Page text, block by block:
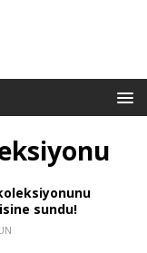
sundu!